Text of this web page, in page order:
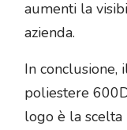
aumenti la
azienda.
In conclusione,
poliestere
logo è la scelta